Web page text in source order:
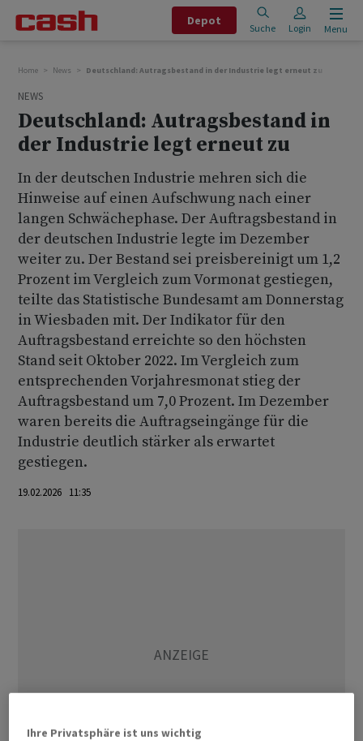
Depot
Suche Login Menu
Home News Deutschland: Autragsbestand in der Industrie legt erneut zu
NEWS
Deutschland: Autragsbestand in
der Industrie legt erneut zu
In der deutschen Industrie mehren sich die
Hinweise auf einen Aufschwung nach einer
langen Schwächephase. Der Auftragsbestand in
der deutschen Industrie legte im Dezember
weiter zu. Der Bestand sei preisbereinigt um 1,2
Prozent im Vergleich zum Vormonat gestiegen,
teilte das Statistische Bundesamt am Donnerstag
in Wiesbaden mit. Der Indikator für den
Auftragsbestand erreichte so den höchsten
Stand seit Oktober 2022. Im Vergleich zum
entsprechenden Vorjahresmonat stieg der
Auftragsbestand um 7,0 Prozent. Im Dezember
waren bereits die Auftragseingänge für die
Industrie deutlich stärker als erwartet
gestiegen.
19.02.2026 11:35
Ihre Privatsphäre ist uns wichtig